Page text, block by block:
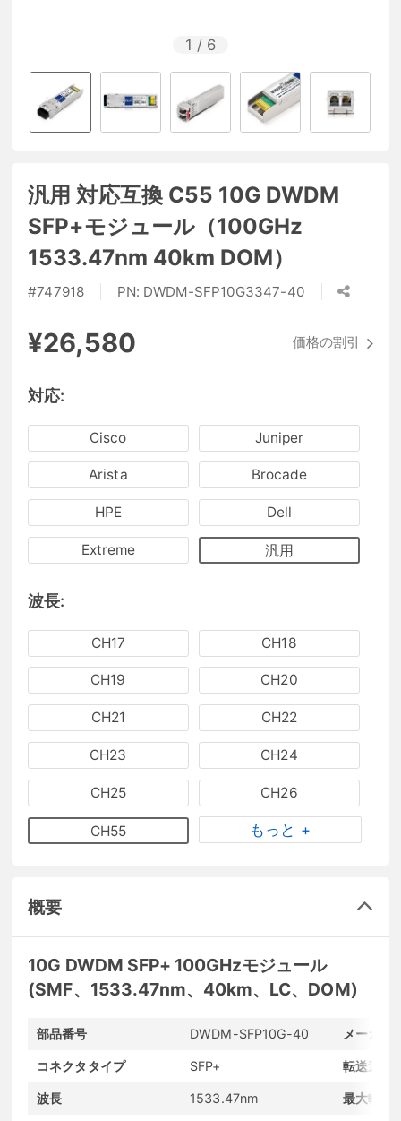
1 / 6
汎用 対応互換 C55 10G DWDM
SFP+モジュール（100GHz
1533.47nm 40km DOM）
#747918 PN: DWDM-SFP10G3347-40
¥26,580 価格の割引
対応:
Cisco Juniper
Arista Brocade
HPE Dell
Extreme 汎用
波長:
CH17 CH18
CH19 CH20
CH21 CH22
CH23 CH24
CH25 CH26
CH55 もっと +
概要
10G DWDM SFP+ 100GHzモジュール
(SMF、1533.47nm、40km、LC、DOM)
部品番号 DWDM-SFP10G-40 メーカー
コネクタタイプ SFP+ 転送速度
波長 1533.47nm 最大転送